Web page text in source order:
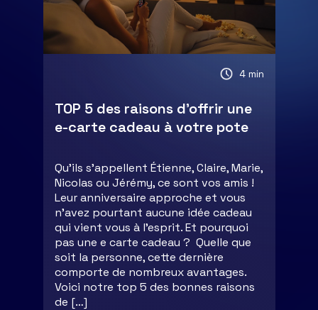
4 min
TOP 5 des raisons d’offrir une
e-carte cadeau à votre pote
Qu’ils s’appellent Étienne, Claire, Marie,
Nicolas ou Jérémy, ce sont vos amis !
Leur anniversaire approche et vous
n’avez pourtant aucune idée cadeau
qui vient vous à l’esprit. Et pourquoi
pas une e carte cadeau ? Quelle que
soit la personne, cette dernière
comporte de nombreux avantages.
Voici notre top 5 des bonnes raisons
de […]